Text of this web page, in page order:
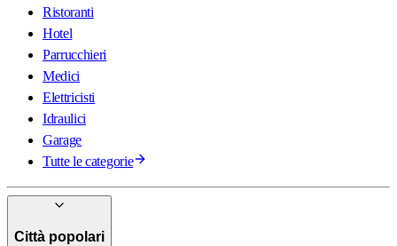
Ristoranti
Hotel
Parrucchieri
Medici
Elettricisti
Idraulici
Garage
Tutte le categorie
Città popolari